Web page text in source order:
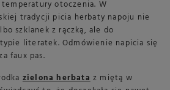
otoczenia. W
tradycji picia herbaty napoju nie
szklanek z rączką, ale do
literatek. Odmówienie napicia się
faux pas.
zielona herbataz miętą w